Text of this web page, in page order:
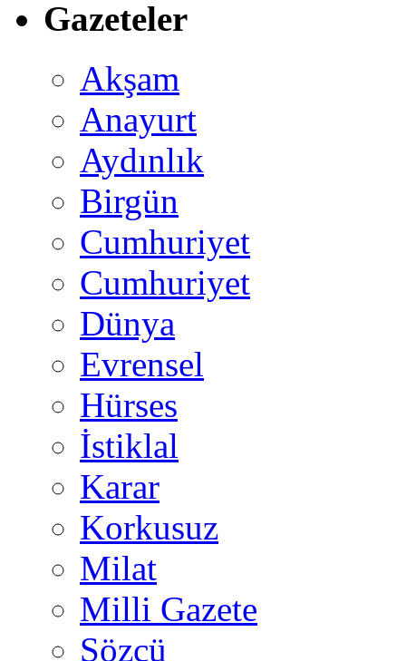
Gazeteler
Akşam
Anayurt
Aydınlık
Birgün
Cumhuriyet
Cumhuriyet
Dünya
Evrensel
Hürses
İstiklal
Karar
Korkusuz
Milat
Milli Gazete
Sözcü